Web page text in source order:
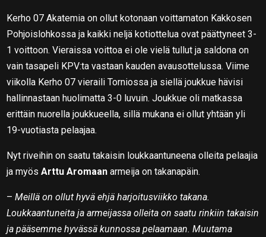
Kerho 07 Akatemia on ollut kotonaan voittamaton Kakkosen
Pohjoislohkossa ja kaikki neljä kotiottelua ovat päättyneet 3-
1 voittoon. Vieraissa voittoa ei ole vielä tullut ja saldona on
vain tasapeli KPV:ta vastaan kauden avausottelussa. Viime
viikolla Kerho 07 vieraili Torniossa ja siellä joukkue hävisi
hallinnastaan huolimatta 3-0 luvuin. Joukkue oli matkassa
erittäin nuorella joukkueella, sillä mukana ei ollut yhtään yli
19-vuotiasta pelaajaa.
Nyt riveihin on saatu takaisin loukkaantuneena olleita pelaajia
ja myösArttu Aromaan armeija on takanapäin.
–Meillä on ollut hyvä ehjä harjoitusviikko takana.
Loukkaantuneita ja armeijassa olleita on saatu rinkiin takaisin
ja pääsemme hyvässä kunnossa pelaamaan. Muutama